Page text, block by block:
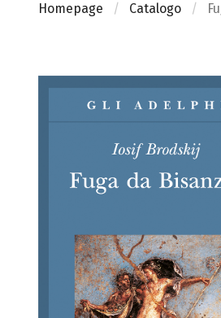
Homepage Catalogo